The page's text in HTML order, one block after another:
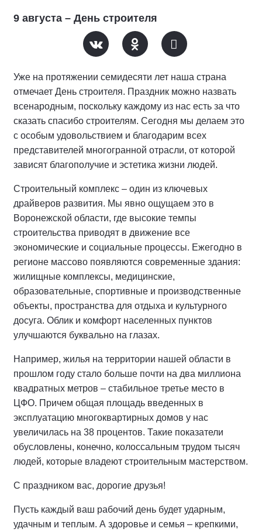
9 августа – День строителя
Уже на протяжении семидесяти лет наша страна
отмечает День строителя. Праздник можно назвать
всенародным, поскольку каждому из нас есть за что
сказать спасибо строителям. Сегодня мы делаем это
с особым удовольствием и благодарим всех
представителей многогранной отрасли, от которой
зависят благополучие и эстетика жизни людей.
Строительный комплекс – один из ключевых
драйверов развития. Мы явно ощущаем это в
Воронежской области, где высокие темпы
строительства приводят в движение все
экономические и социальные процессы. Ежегодно в
регионе массово появляются современные здания:
жилищные комплексы, медицинские,
образовательные, спортивные и производственные
объекты, пространства для отдыха и культурного
досуга. Облик и комфорт населенных пунктов
улучшаются буквально на глазах.
Например, жилья на территории нашей области в
прошлом году стало больше почти на два миллиона
квадратных метров – стабильное третье место в
ЦФО. Причем общая площадь введенных в
эксплуатацию многоквартирных домов у нас
увеличилась на 38 процентов. Такие показатели
обусловлены, конечно, колоссальным трудом тысяч
людей, которые владеют строительным мастерством.
С праздником вас, дорогие друзья!
Пусть каждый ваш рабочий день будет ударным,
удачным и теплым. А здоровье и семья – крепкими,